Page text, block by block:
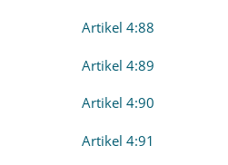
Artikel 4:88
Artikel 4:89
Artikel 4:90
Artikel 4:91